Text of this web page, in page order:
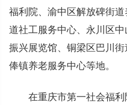
福利院、渝中区解放碑街
道社工服务中心、永川区
振兴展览馆、铜梁区巴川
俸镇养老服务中心等地。
在重庆市第一社会福利